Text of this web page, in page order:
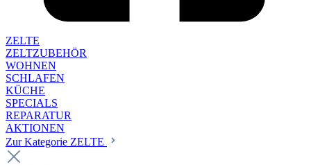
ZELTE
ZELTZUBEHÖR
WOHNEN
SCHLAFEN
KÜCHE
SPECIALS
REPARATUR
AKTIONEN
Zur Kategorie ZELTE